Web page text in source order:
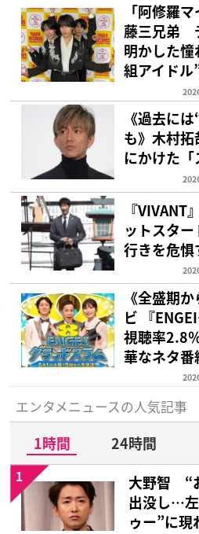
「阿修羅
藤三兄弟
明かした
組アイドル
《過去に
も》木村
にかけた「
『VIVANT
ットスタ
行きを危
《全盛期
ビ 『
視聴率2.8
華なネタ
エンタメニュースの人気記事
1時間 24時間
大野智 “
出没し…
ゥー”に現
1